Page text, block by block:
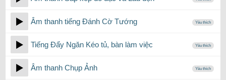
Âm thanh tiếng Đánh Cờ Tướng Yêu thích
Tiếng Đẩy Ngăn Kéo tủ, bàn làm việc Yêu thích
Âm thanh Chụp Ảnh Yêu thích